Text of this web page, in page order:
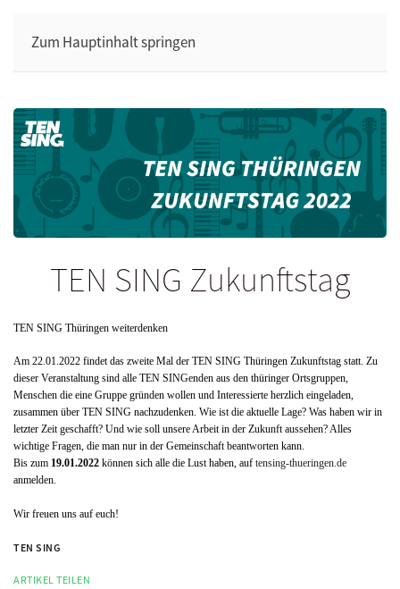
Zum Hauptinhalt springen
TEN SING Zukunftstag
TEN SING Thüringen weiterdenken
Am 22.01.2022 findet das zweite Mal der TEN SING Thüringen Zukunftstag statt. Zu
dieser Veranstaltung sind alle TEN SINGenden aus den thüringer Ortsgruppen,
Menschen die eine Gruppe gründen wollen und Interessierte herzlich eingeladen,
zusammen über TEN SING nachzudenken. Wie ist die aktuelle Lage? Was haben wir in
letzter Zeit geschafft? Und wie soll unsere Arbeit in der Zukunft aussehen? Alles
wichtige Fragen, die man nur in der Gemeinschaft beantworten kann.
Bis zum 19.01.2022 können sich alle die Lust haben, auf tensing-thueringen.de
anmelden.
Wir freuen uns auf euch!
TEN SING
ARTIKEL TEILEN